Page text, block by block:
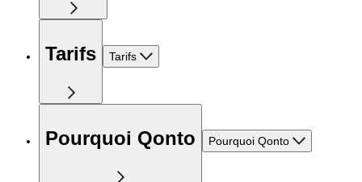
Tarifs Tarifs
Pourquoi Qonto Pourquoi Qonto